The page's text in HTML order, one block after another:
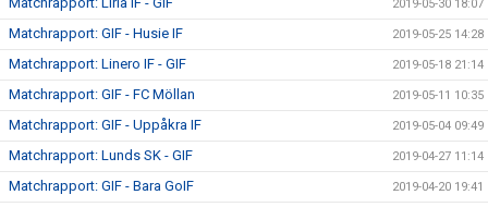
2019-05-30 18:07
Matchrapport: GIF - Husie IF 2019-05-25 14:28
Matchrapport: Linero IF - GIF 2019-05-18 21:14
Matchrapport: GIF - FC Möllan 2019-05-11 10:35
Matchrapport: GIF - Uppåkra IF 2019-05-04 09:49
Matchrapport: Lunds SK - GIF 2019-04-27 11:14
Matchrapport: GIF - Bara GoIF 2019-04-20 19:41